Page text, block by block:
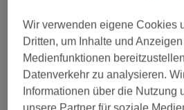
4,8
1519
Wandsbek, Hamburg
Auf
Kryolipolyse
1 Std. - 2 Std.
Schnellansicht Saloninfos
Wir verwenden eigene Cookies
Dritten, um Inhalte und
Medienfunktionen
Datenverkehr zu analysieren.
Informationen über die Nutzung
unsere Partner für soziale